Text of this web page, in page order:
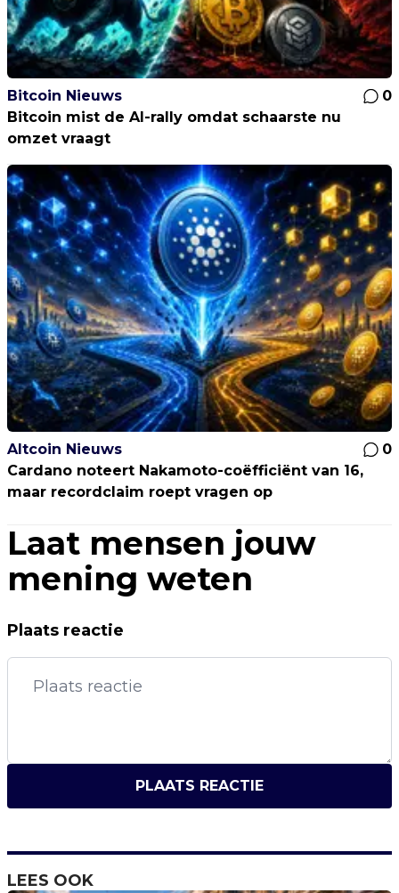
Bitcoin Nieuws
0
Bitcoin mist de AI-rally omdat schaarste nu
omzet vraagt
Altcoin Nieuws
0
Cardano noteert Nakamoto-coëfficiënt van 16,
maar recordclaim roept vragen op
Laat mensen jouw
mening weten
Plaats reactie
PLAATS REACTIE
LEES OOK